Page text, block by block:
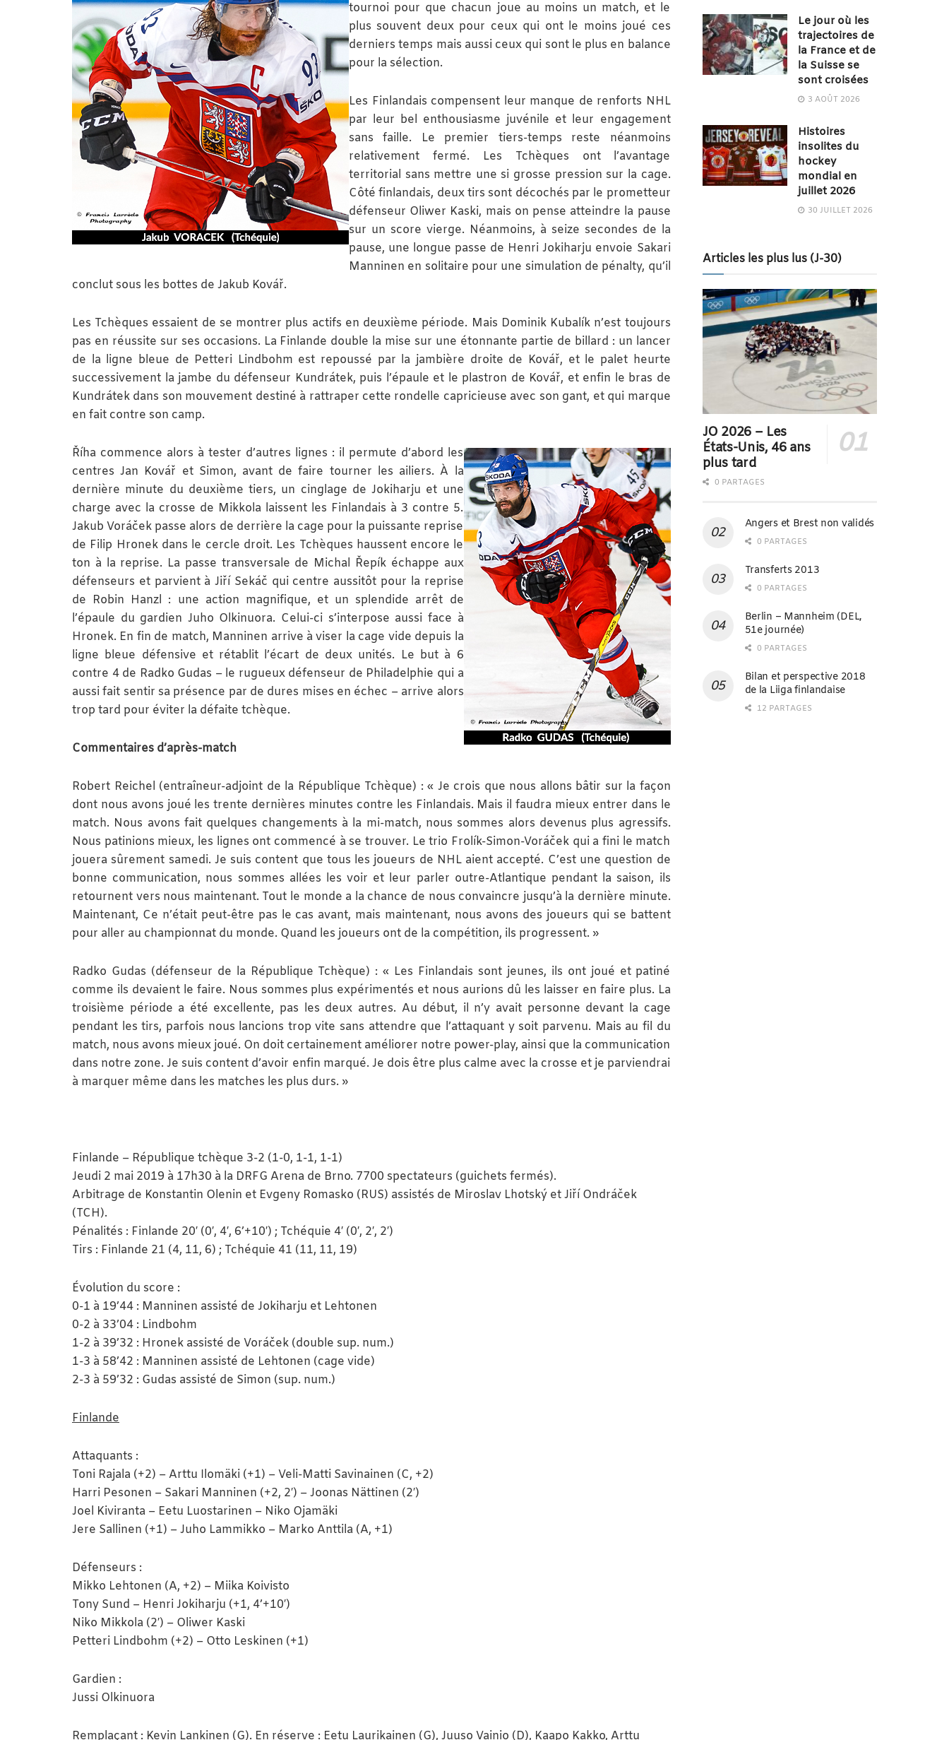
tournoi pour que chacun joue au moins un match, et le
plus souvent deux pour ceux qui ont le moins joué ces
derniers temps mais aussi ceux qui sont le plus en balance
pour la sélection.
Les Finlandais compensent leur manque de renforts NHL
par leur bel enthousiasme juvénile et leur engagement
sans faille. Le premier tiers-temps reste néanmoins
relativement fermé. Les Tchèques ont l’avantage
territorial sans mettre une si grosse pression sur la cage.
Côté finlandais, deux tirs sont décochés par le prometteur
défenseur Oliwer Kaski, mais on pense atteindre la pause
sur un score vierge. Néanmoins, à seize secondes de la
pause, une longue passe de Henri Jokiharju envoie Sakari
Manninen en solitaire pour une simulation de pénalty, qu’il
conclut sous les bottes de Jakub Kovář.
Les Tchèques essaient de se montrer plus actifs en deuxième période. Mais Dominik Kubalík n’est toujours
pas en réussite sur ses occasions. La Finlande double la mise sur une étonnante partie de billard : un lancer
de la ligne bleue de Petteri Lindbohm est repoussé par la jambière droite de Kovář, et le palet heurte
successivement la jambe du défenseur Kundrátek, puis l’épaule et le plastron de Kovář, et enfin le bras de
Kundrátek dans son mouvement destiné à rattraper cette rondelle capricieuse avec son gant, et qui marque
en fait contre son camp.
Říha commence alors à tester d’autres lignes : il permute d’abord les
centres Jan Kovář et Simon, avant de faire tourner les ailiers. À la
dernière minute du deuxième tiers, un cinglage de Jokiharju et une
charge avec la crosse de Mikkola laissent les Finlandais à 3 contre 5.
Jakub Voráček passe alors de derrière la cage pour la puissante reprise
de Filip Hronek dans le cercle droit. Les Tchèques haussent encore le
ton à la reprise. La passe transversale de Michal Řepík échappe aux
défenseurs et parvient à Jiří Sekáč qui centre aussitôt pour la reprise
de Robin Hanzl : une action magnifique, et un splendide arrêt de
l’épaule du gardien Juho Olkinuora. Celui-ci s’interpose aussi face à
Hronek. En fin de match, Manninen arrive à viser la cage vide depuis la
ligne bleue défensive et rétablit l’écart de deux unités. Le but à 6
contre 4 de Radko Gudas – le rugueux défenseur de Philadelphie qui a
aussi fait sentir sa présence par de dures mises en échec – arrive alors
trop tard pour éviter la défaite tchèque.
Commentaires d’après-match
Robert Reichel (entraîneur-adjoint de la République Tchèque) : « Je crois que nous allons bâtir sur la façon
dont nous avons joué les trente dernières minutes contre les Finlandais. Mais il faudra mieux entrer dans le
match. Nous avons fait quelques changements à la mi-match, nous sommes alors devenus plus agressifs.
Nous patinions mieux, les lignes ont commencé à se trouver. Le trio Frolík-Simon-Voráček qui a fini le match
jouera sûrement samedi. Je suis content que tous les joueurs de NHL aient accepté. C’est une question de
bonne communication, nous sommes allées les voir et leur parler outre-Atlantique pendant la saison, ils
retournent vers nous maintenant. Tout le monde a la chance de nous convaincre jusqu’à la dernière minute.
Maintenant, Ce n’était peut-être pas le cas avant, mais maintenant, nous avons des joueurs qui se battent
pour aller au championnat du monde. Quand les joueurs ont de la compétition, ils progressent. »
Radko Gudas (défenseur de la République Tchèque) : « Les Finlandais sont jeunes, ils ont joué et patiné
comme ils devaient le faire. Nous sommes plus expérimentés et nous aurions dû les laisser en faire plus. La
troisième période a été excellente, pas les deux autres. Au début, il n’y avait personne devant la cage
pendant les tirs, parfois nous lancions trop vite sans attendre que l’attaquant y soit parvenu. Mais au fil du
match, nous avons mieux joué. On doit certainement améliorer notre power-play, ainsi que la communication
dans notre zone. Je suis content d’avoir enfin marqué. Je dois être plus calme avec la crosse et je parviendrai
à marquer même dans les matches les plus durs. »
Finlande – République tchèque 3-2 (1-0, 1-1, 1-1)
Jeudi 2 mai 2019 à 17h30 à la DRFG Arena de Brno. 7700 spectateurs (guichets fermés).
Arbitrage de Konstantin Olenin et Evgeny Romasko (RUS) assistés de Miroslav Lhotský et Jiří Ondráček
(TCH).
Pénalités : Finlande 20′ (0′, 4′, 6’+10′) ; Tchéquie 4′ (0′, 2′, 2′)
Tirs : Finlande 21 (4, 11, 6) ; Tchéquie 41 (11, 11, 19)
Évolution du score :
0-1 à 19’44 : Manninen assisté de Jokiharju et Lehtonen
0-2 à 33’04 : Lindbohm
1-2 à 39’32 : Hronek assisté de Voráček (double sup. num.)
1-3 à 58’42 : Manninen assisté de Lehtonen (cage vide)
2-3 à 59’32 : Gudas assisté de Simon (sup. num.)
Finlande
Attaquants :
Toni Rajala (+2) – Arttu Ilomäki (+1) – Veli-Matti Savinainen (C, +2)
Harri Pesonen – Sakari Manninen (+2, 2′) – Joonas Nättinen (2′)
Joel Kiviranta – Eetu Luostarinen – Niko Ojamäki
Jere Sallinen (+1) – Juho Lammikko – Marko Anttila (A, +1)
Défenseurs :
Mikko Lehtonen (A, +2) – Miika Koivisto
Tony Sund – Henri Jokiharju (+1, 4’+10′)
Niko Mikkola (2′) – Oliwer Kaski
Petteri Lindbohm (+2) – Otto Leskinen (+1)
Gardien :
Jussi Olkinuora
Remplaçant : Kevin Lankinen (G). En réserve : Eetu Laurikainen (G), Juuso Vainio (D), Kaapo Kakko, Arttu
Le jour où les
trajectoires de
la France et de
la Suisse se
sont croisées
3 AOÛT 2026
Histoires
insolites du
hockey
mondial en
juillet 2026
30 JUILLET 2026
Articles les plus lus (J-30)
JO 2026 – Les
États-Unis, 46 ans
plus tard
0 PARTAGES
Angers et Brest non validés
0 PARTAGES
Transferts 2013
0 PARTAGES
Berlin – Mannheim (DEL,
51e journée)
0 PARTAGES
Bilan et perspective 2018
de la Liiga finlandaise
12 PARTAGES